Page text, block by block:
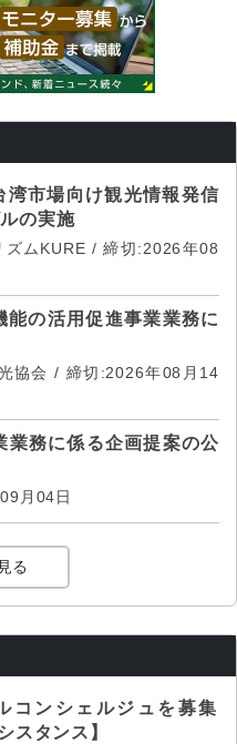
市場向け観光情報発信
の実施
ズムKURE / 締切:2026年08
の活用促進事業業務に
協会 / 締切:2026年08月14
業務に係る企画提案の公
月04日
る
コンシェルジュを募集
スタンス】